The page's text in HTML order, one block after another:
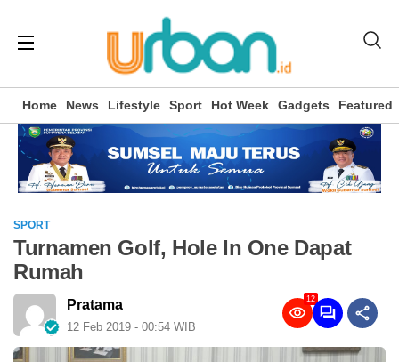
Home News Lifestyle Sport Hot Week Gadgets Featured
SPORT
Turnamen Golf, Hole In One Dapat
Rumah
Pratama
12 Feb 2019 - 00:54 WIB
12